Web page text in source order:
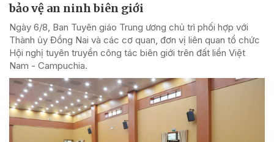
bảo vệ an ninh biên giới
Ngày 6/8, Ban Tuyên giáo Trung ương chủ trì phối hợp với
Thành ủy Đồng Nai và các cơ quan, đơn vị liên quan tổ chức
Hội nghị tuyên truyền công tác biên giới trên đất liền Việt
Nam - Campuchia.